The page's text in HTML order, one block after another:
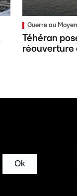
Guerre au
Téhéran
réouverture
Ok